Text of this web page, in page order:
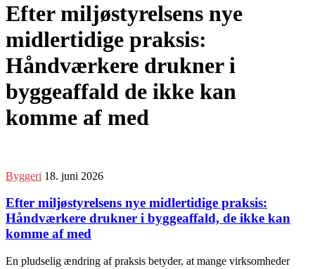
Efter miljøstyrelsens nye
midlertidige praksis:
Håndværkere drukner i
byggeaffald de ikke kan
komme af med
Byggeri 18. juni 2026
Efter miljøstyrelsens nye midlertidige praksis:
Håndværkere drukner i byggeaffald, de ikke kan
komme af med
En pludselig ændring af praksis betyder, at mange virksomheder